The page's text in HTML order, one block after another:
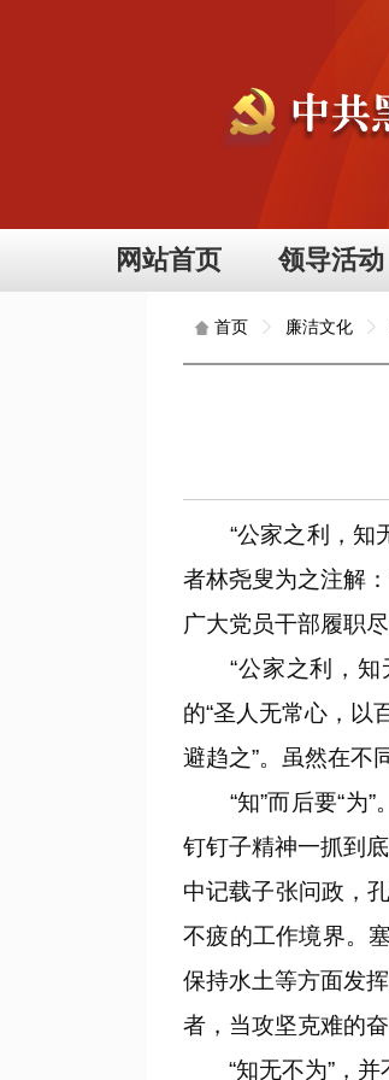
网站首页 领导活动
首页 廉洁文化
“公家之利，知无
者林尧叟为之注解
广大党员干部履职
“公家之利，知无
的“圣人无常心，以
避趋之”。虽然在不
“知”而后要“为”
钉钉子精神一抓到
中记载子张问政，
不疲的工作境界。
保持水土等方面发
者，当攻坚克难的奋
“知无不为”，并